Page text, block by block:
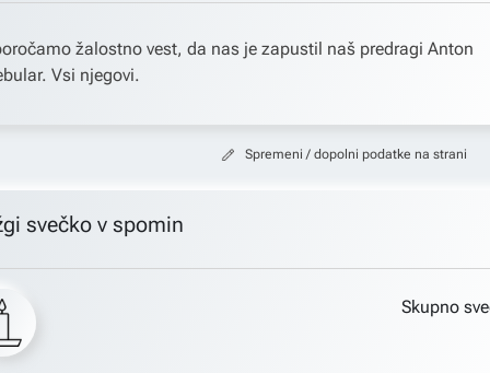
žalostno vest, da nas je zapustil naš predragi Anton
Vsi njegovi.
Spremeni / dopolni podatke na strani
svečko v spomin
Skupno